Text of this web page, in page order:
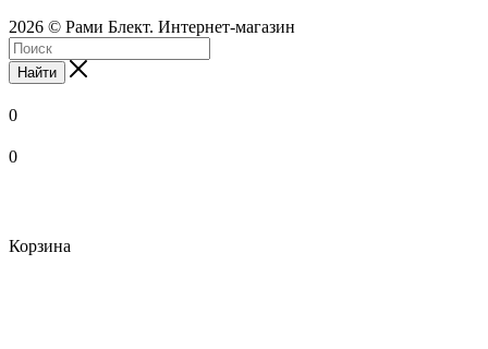
2026 © Рами Блект. Интернет-магазин
Найти
0
0
Корзина